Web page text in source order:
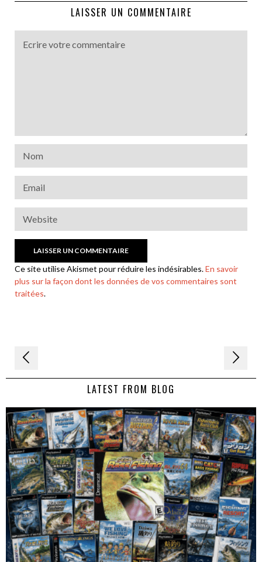
LAISSER UN COMMENTAIRE
Ce site utilise Akismet pour réduire les indésirables.En savoir
plus sur la façon dont les données de vos commentaires sont
traitées.
Navigation
de LATEST FROM BLOG